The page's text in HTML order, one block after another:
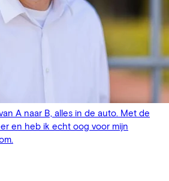
A naar B, alles in de auto. Met de
en heb ik echt oog voor mijn